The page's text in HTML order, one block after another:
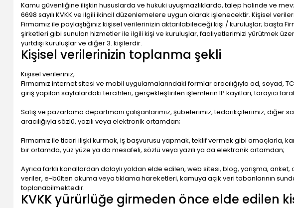
Kamu güvenliğine ilişkin hususlarda ve hukuki uyuşmazlıklarda, talep halinde ve
6698 sayılı KVKK ve ilgili ikincil düzenlemelere uygun olarak işlenecektir. Kişisel
Firmamız ile paylaştığınız kişisel verilerinizin aktarılabileceği kişi / kuruluşlar; başta
şirketleri gibi sunulan hizmetler ile ilgili kişi ve kuruluşlar, faaliyetlerimizi yürütmek
yurtdışı kuruluşlar ve diğer 3. kişilerdir.
Kişisel verilerinizin toplanma şekli
Kişisel verileriniz,
Firmamız internet sitesi ve mobil uygulamalarındaki formlar aracılığıyla ad, soyad,
giriş yapılan sayfalardaki tercihleri, gerçekleştirilen işlemlerin IP kayıtları, tarayıcı
Satış ve pazarlama departmanı çalışanlarımız, şubelerimiz, tedarikçilerimiz, diğer
aracılığıyla sözlü, yazılı veya elektronik ortamdan;
Firmamız ile ticari ilişki kurmak, iş başvurusu yapmak, teklif vermek gibi amaçlarla,
bir ortamda, yüz yüze ya da mesafeli, sözlü veya yazılı ya da elektronik ortamdan;
Ayrıca farklı kanallardan dolaylı yoldan elde edilen, web sitesi, blog, yarışma,
veriler, e-bülten okuma veya tıklama hareketleri, kamuya açık veri tabanlarının
toplanabilmektedir.
KVKK yürürlüğe girmeden önce elde edilen